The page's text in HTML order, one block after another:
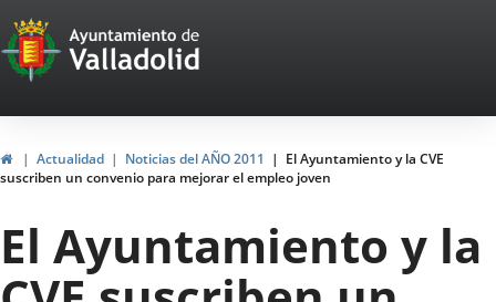
Portal
Web
del
Ayuntamiento
de
Valladolid
HomeActualidad Noticias del AÑO 2011
El Ayuntamiento y la CVE
suscriben un convenio para mejorar el empleo joven
El Ayuntamiento y la